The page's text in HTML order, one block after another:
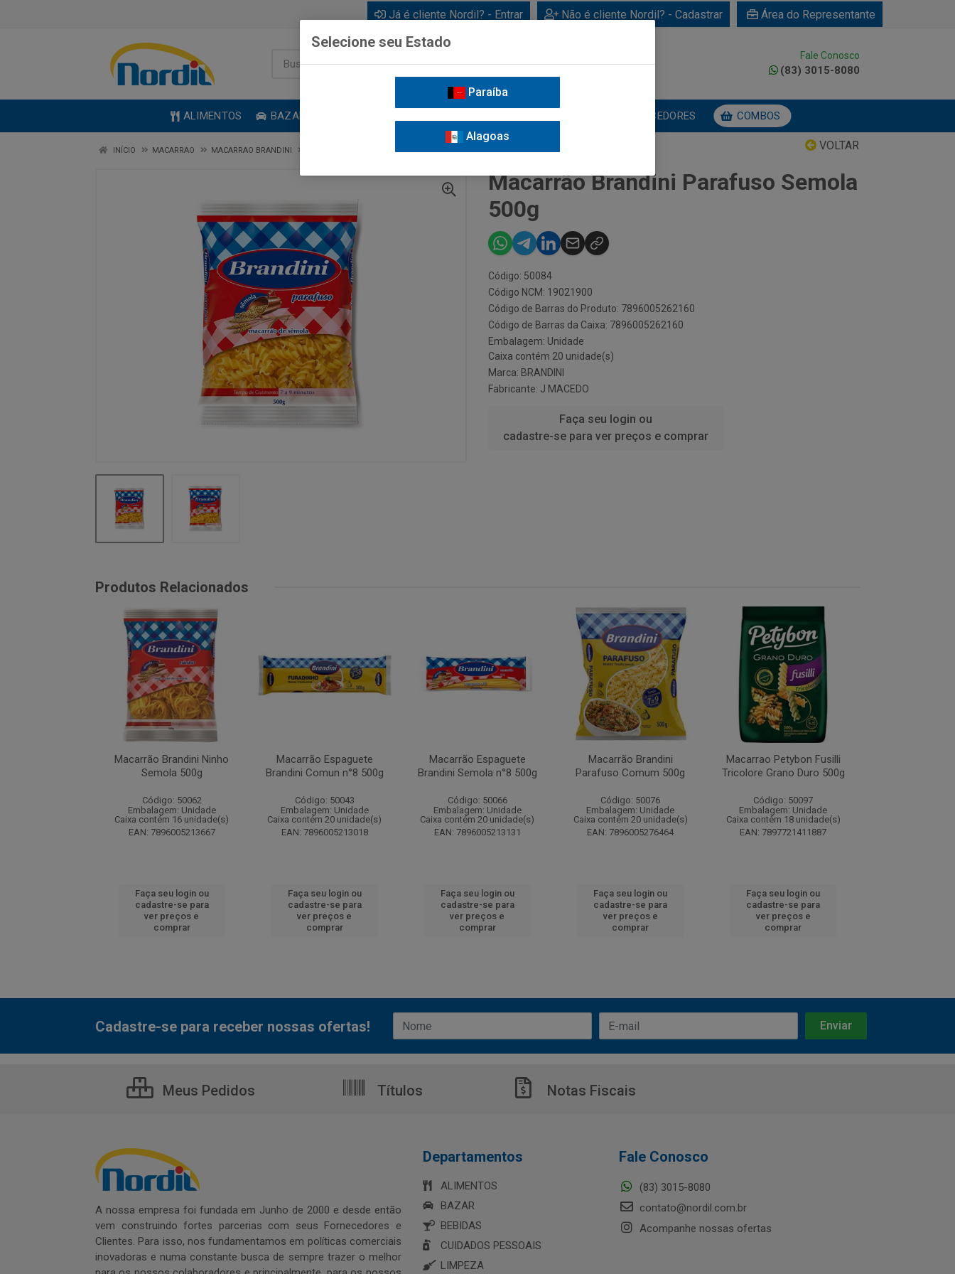
Já é cliente Nordil? - Entrar Não é cliente Nordil? - Cadastrar Área do Representante
Fale Conosco
(83) 3015-8080
ALIMENTOS BAZAR FORNECEDORES COMBOS
VOLTAR
INÍCIO MACARRAO MACARRAO BRANDINI MACARRÃO BRANDINI PARAFUSO SEMOLA 500G
Macarrão Brandini Parafuso Semola
500g
Código: 50084
Código NCM: 19021900
Código de Barras do Produto: 7896005262160
Código de Barras da Caixa: 7896005262160
Embalagem: Unidade
Caixa contém 20 unidade(s)
Marca: BRANDINI
Fabricante: J MACEDO
Faça seu login ou
cadastre-se para ver preços e comprar
Produtos Relacionados
Macarrão Brandini Ninho
Semola 500g
Código: 50062
Embalagem: Unidade
Caixa contém 16 unidade(s)
EAN: 7896005213667
Faça seu login ou
cadastre-se para
ver preços e
comprar
Macarrão Espaguete
Brandini Comun n°8 500g
Código: 50043
Embalagem: Unidade
Caixa contém 20 unidade(s)
EAN: 7896005213018
Faça seu login ou
cadastre-se para
ver preços e
comprar
Macarrão Espaguete
Brandini Semola n°8 500g
Código: 50066
Embalagem: Unidade
Caixa contém 20 unidade(s)
EAN: 7896005213131
Faça seu login ou
cadastre-se para
ver preços e
comprar
Macarrão Brandini
Parafuso Comum 500g
Código: 50076
Embalagem: Unidade
Caixa contém 20 unidade(s)
EAN: 7896005276464
Faça seu login ou
cadastre-se para
ver preços e
comprar
Macarrao Petybon Fusilli
Tricolore Grano Duro 500g
Código: 50097
Embalagem: Unidade
Caixa contém 18 unidade(s)
EAN: 7897721411887
Faça seu login ou
cadastre-se para
ver preços e
comprar
Cadastre-se para receber nossas ofertas!
Meus Pedidos Títulos Notas Fiscais
A nossa empresa foi fundada em Junho de 2000 e desde então
vem construindo fortes parcerias com seus Fornecedores e
Clientes. Para isso, nos fundamentamos em políticas comerciais
inovadoras e numa constante busca de sempre trazer o melhor
Departamentos
ALIMENTOS
BAZAR
BEBIDAS
CUIDADOS PESSOAIS
LIMPEZA
Fale Conosco
(83) 3015-8080
contato@nordil.com.br
Acompanhe nossas ofertas
Selecione seu Estado
Paraíba
Alagoas